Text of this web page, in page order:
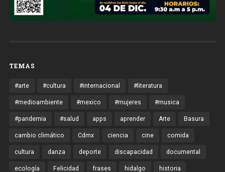
TEMAS
#arte #cultura #internacional #literatura
#medioambiente #mexico #mujeres #musica
#pandemia #salud apps aprender Arte Basura
cambio climático Cdmx ciencia cine comida
cultura danza deporte discapacidad documental
ecología Felicidad frases hidalgo historia